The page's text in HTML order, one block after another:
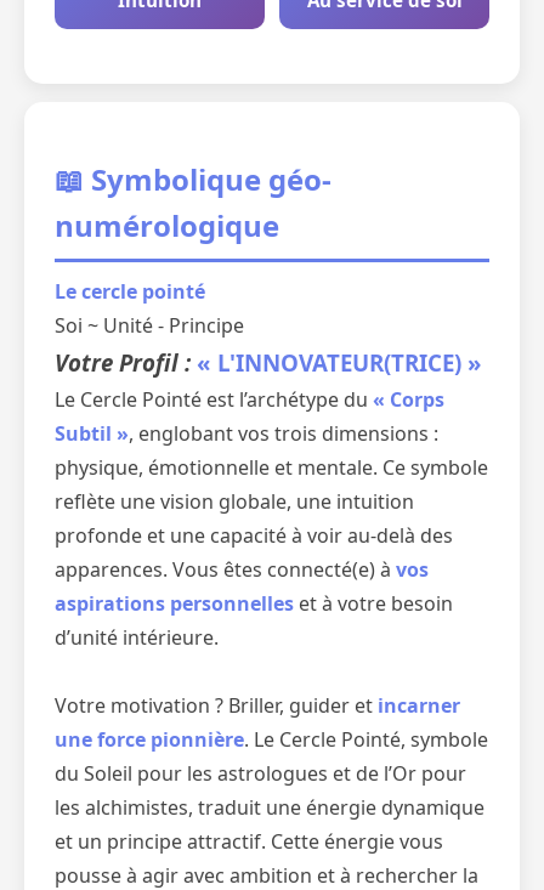
📖 Symbolique géo-
numérologique
Le cercle pointé
Soi ~ Unité - Principe
Votre Profil : « L'INNOVATEUR(TRICE) »
Le Cercle Pointé est l’archétype du « Corps
Subtil », englobant vos trois dimensions :
physique, émotionnelle et mentale. Ce symbole
reflète une vision globale, une intuition
profonde et une capacité à voir au-delà des
apparences. Vous êtes connecté(e) à vos
aspirations personnelles et à votre besoin
d’unité intérieure.
Votre motivation ? Briller, guider et incarner
une force pionnière. Le Cercle Pointé, symbole
du Soleil pour les astrologues et de l’Or pour
les alchimistes, traduit une énergie dynamique
et un principe attractif. Cette énergie vous
pousse à agir avec ambition et à rechercher la